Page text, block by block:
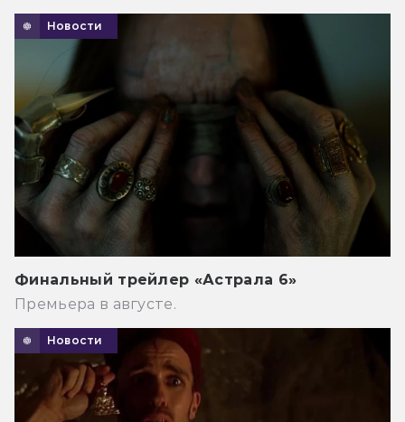
Новости
Финальный трейлер «Астрала 6»
Премьера в августе.
Новости